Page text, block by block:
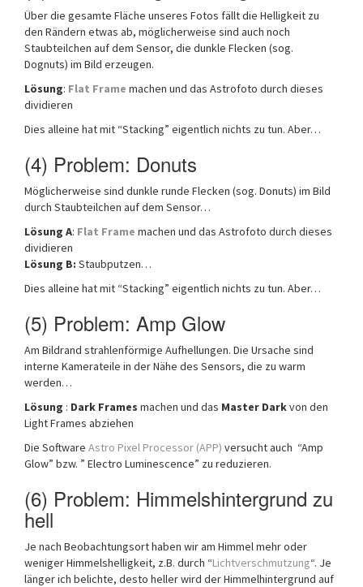
Über die gesamte Fläche unseres Fotos fällt die Helligkeit zu
den Rändern etwas ab, möglicherweise sind auch noch
Staubteilchen auf dem Sensor, die dunkle Flecken (sog.
Dognuts) im Bild erzeugen.
Lösung: Flat Frame machen und das Astrofoto durch dieses
dividieren
Dies alleine hat mit “Stacking” eigentlich nichts zu tun. Aber…
(4) Problem: Donuts
Möglicherweise sind dunkle runde Flecken (sog. Donuts) im Bild
durch Staubteilchen auf dem Sensor…
Lösung A: Flat Frame machen und das Astrofoto durch dieses
dividieren
Lösung B: Staubputzen…
Dies alleine hat mit “Stacking” eigentlich nichts zu tun. Aber…
(5) Problem: Amp Glow
Am Bildrand strahlenförmige Aufhellungen. Die Ursache sind
interne Kamerateile in der Nähe des Sensors, die zu warm
werden…
Lösung : Dark Frames machen und das Master Darkvon den
Light Frames abziehen
Die Software Astro Pixel Processor (APP) versucht auch “Amp
Glow” bzw. ” Electro Luminescence” zu reduzieren.
(6) Problem: Himmelshintergrund zu
hell
Je nach Beobachtungsort haben wir am Himmel mehr oder
weniger Himmelshelligkeit, z.B. durch “Lichtverschmutzung“. Je
länger ich belichte, desto heller wird der Himmelhintergrund auf